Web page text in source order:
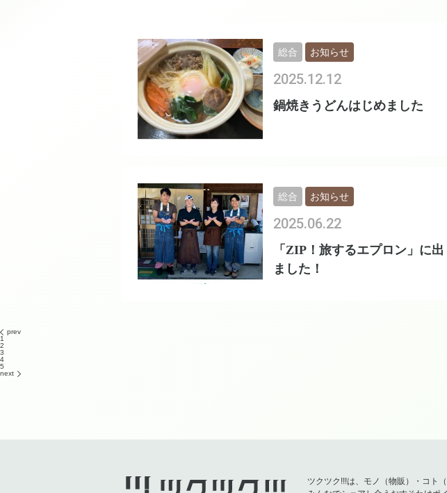
鍋焼きうどんはじめました
2025.12.12
総合 お知らせ
「ZIP！旅するエプロン」に出
ました！
2025.06.22
総合 お知らせ
prev
1
2
3
4
5
next
ツクツク!!!は、モノ（物販）・コト